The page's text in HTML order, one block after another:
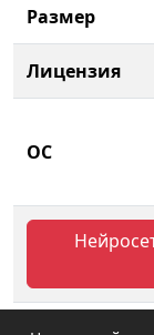
Размер
Лицензия
ОС